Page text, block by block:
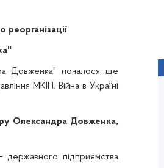
Довженка" почалося ще
МКІП. Війна в Україні
Олександра Довженка,
державного підприємства